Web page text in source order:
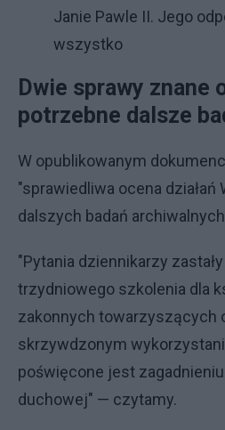
Janie Pawle II. Jego
wszystko
Dwie sprawy znane
potrzebne dalsze
W opublikowanym
"sprawiedliwa ocena działań
dalszych badań
"Pytania dziennikarzy
trzydniowego szkolenia dla
zakonnych towarzyszących
skrzywdzonym
poświęcone jest
duchowej" — czytamy.